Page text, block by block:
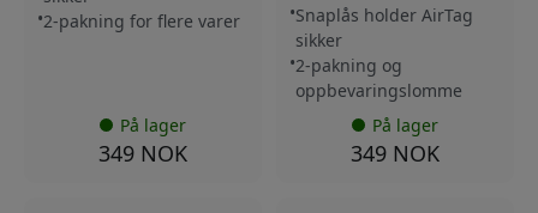
2-pakning for flere varer
På lager
349 NOK
Snaplås holder AirTag
sikker
2-pakning og
oppbevaringslomme
På lager
349 NOK